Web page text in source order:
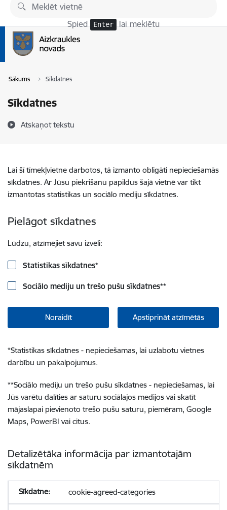
Pāriet uz lapas saturu
Spied Enter lai meklētu
Sākums Sīkdatnes
Sīkdatnes
Atskaņot tekstu
Lai šī tīmekļvietne darbotos, tā izmanto obligāti nepieciešamās
sīkdatnes. Ar Jūsu piekrišanu papildus šajā vietnē var tikt
izmantotas statistikas un sociālo mediju sīkdatnes.
Pielāgot sīkdatnes
Lūdzu, atzīmējiet savu izvēli:
Statistikas sīkdatnes*
Sociālo mediju un trešo pušu sīkdatnes**
Noraidīt Apstiprināt atzīmētās
*Statistikas sīkdatnes - nepieciešamas, lai uzlabotu vietnes
darbību un pakalpojumus.
**Sociālo mediju un trešo pušu sīkdatnes - nepieciešamas, lai
Jūs varētu dalīties ar saturu sociālajos medijos vai skatīt
mājaslapai pievienoto trešo pušu saturu, piemēram, Google
Maps, PowerBI vai citus.
Detalizētāka informācija par izmantotajām
sīkdatnēm
cookie-agreed-categories